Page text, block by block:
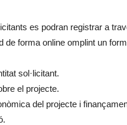
es podran registrar a
de forma online omplint un
sol·licitant.
el projecte.
del projecte i